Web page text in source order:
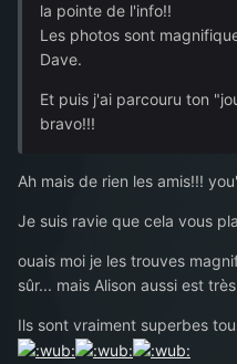
la pointe de l'info!!
Les photos sont
Dave.
Et puis j'ai parcouru ton
bravo!!!
Ah mais de rien les amis!!!
Je suis ravie que cela vous
ouais moi je les trouves
sûr... mais Alison aussi est
Ils sont vraiment superbes